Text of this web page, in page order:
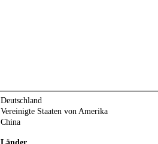
Deutschland
Vereinigte Staaten von Amerika
China